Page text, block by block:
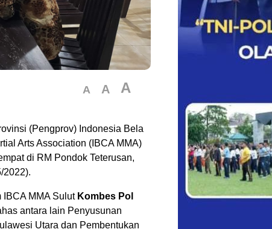
A A A
(Pengprov) Indonesia Bela
Arts Association (IBCA MMA)
di RM Pondok Teterusan,
2022).
IBCA MMA Sulut Kombes Pol
antara lain Penyusunan
Utara dan Pembentukan